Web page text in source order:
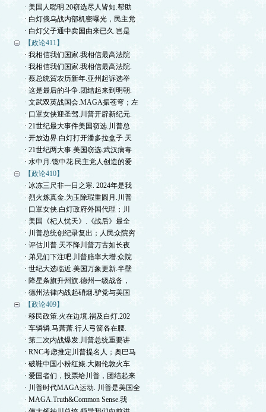
· 美国人聪明.20窃选尽人皆知.帮助
· 白灯俄乌战内部机密曝光，民主党
· 白灯父子通中卖国由来已久.岂是
【政论411】
· 我相信我们国家.我相信最高法院
· 我相信我们国家.我相信最高法院.
· 蔡总统賀农历新年.亚州起诉选举
· 这是最后的斗争.团结起来到明朝.
· 文武双英战国会.MAGA振苍穹；左
· 口罩女侠迎圣驾.川普开辟新纪元.
· 21世纪最大事件美国窃选.川普总
· 开放边界.白灯打开潘多拉盒子.天
· 21世纪两大事.美国窃选.武汉病毒
· 水中月.镜中花.民主党人创造的爱
【政论410】
· 冰冻三尺非一日之寒. 2024年是我
· 烈火炼真金.为玉除瑕重圆月.川普
· 口罩女侠.白灯政府外国代理；川
· 美国《杞人忧天》.《战后》最全
· 川普总统创纪录复出；人民众院穷
· 评估川普.天不降川普万古如长夜
· 弟兄们下注吧.川普赔率大增.众院
· 世纪大选临近.美国万象更新.半壁
· 降星条旗升州旗.德州一级战备，
· 德州法律内战起硝烟.驴党与美国
【政论409】
· 移民政策.火在边境.祸及白灯.202
· 车辚辚.马萧萧.行人弓箭各在腰.
· 第二次内战爆发.川普总统重要讲
· RNC考虑推定川普提名人；奥巴马
· 破鞋中国小粉红婊.大闹伦敦火车
· 爱国者们，投票给川普，团结起来
· 川普时代MAGA运动. 川普是美国全
· MAGA.Truth&Common Sense.我